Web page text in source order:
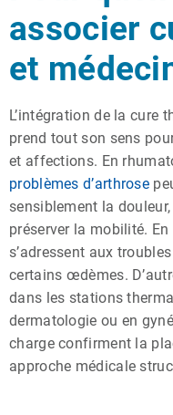
associer
et
L’intégration de la cure
prend tout son sens
et affections. En
problèmes d’arthrose
sensiblement la
préserver la mobilité.
s’adressent aux
certains œdèmes.
dans les stations
dermatologie ou en
charge confirment la
approche médicale